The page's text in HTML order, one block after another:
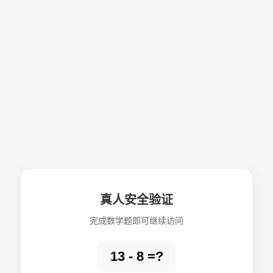
真人安全验证
完成数学题即可继续访问
13 - 8 =?